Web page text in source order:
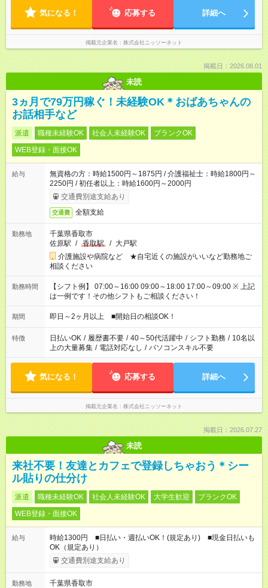
気になる！ 応募する 詳細へ
掲載元企業名 株式会社ニッソーネット
掲載日：2026.08.01
未読
3ヵ月で79万円稼ぐ！未経験OK＊おばあちゃんの
お話相手など
派遣 職種未経験OK 社会人未経験OK
ブランクOK
WEB登録・面接OK
給与
無資格の方：時給1500円～1875円 / 介護福祉士：時給1800円～
2250円 / 初任者以上：時給1600円～2000円
交通費別途支給あり
交通費 全額支給
勤務地
千葉県香取市
佐原駅 / 香取駅 / 大戸駅
介護施設や病院など ★自宅近くの施設がいいなど勤務地ご
相談ください
勤務時間
【シフト例】 07:00～16:00 09:00～18:00 17:00～09:00 ※ 上記
は一例です！その他シフトもご相談ください！
期間 即日～2ヶ月以上 ■開始日の相談OK！
特徴 日払いOK / 履歴書不要 / 40～50代活躍中 / シフト勤務 / 10名以
上の大量募集 / 電話対応なし / パソコンスキル不要
気になる！ 応募する 詳細へ
掲載元企業名 株式会社ニッソーネット
掲載日：2026.07.27
未読
来社不要！友達とカフェで登録しちゃおう＊シー
ル貼りの仕分け
派遣 職種未経験OK 社会人未経験OK 大学生歓迎
ブランクOK
WEB登録・面接OK
給与
時給1300円 ■日払い・週払いOK！(規定あり) ■現金日払いも
OK（規定あり）
交通費別途支給あり
勤務地
千葉県香取市